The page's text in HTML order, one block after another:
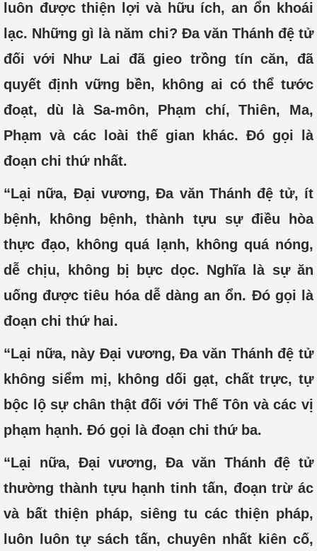
luôn được thiện lợi và hữu ích, an ổn khoái
lạc. Những gì là năm chi? Đa văn Thánh đệ tử
đối với Như Lai đã gieo trồng tín căn, đã
quyết định vững bền, không ai có thể tước
đoạt, dù là Sa-môn, Phạm chí, Thiên, Ma,
Phạm và các loài thế gian khác. Đó gọi là
đoạn chi thứ nhất.
“Lại nữa, Đại vương, Đa văn Thánh đệ tử, ít
bệnh, không bệnh, thành tựu sự điều hòa
thực đạo, không quá lạnh, không quá nóng,
dễ chịu, không bị bực dọc. Nghĩa là sự ăn
uống được tiêu hóa dễ dàng an ổn. Đó gọi là
đoạn chi thứ hai.
“Lại nữa, này Đại vương, Đa văn Thánh đệ tử
không siểm mị, không dối gạt, chất trực, tự
bộc lộ sự chân thật đối với Thế Tôn và các vị
phạm hạnh. Đó gọi là đoạn chi thứ ba.
“Lại nữa, Đại vương, Đa văn Thánh đệ tử
thường thành tựu hạnh tinh tấn, đoạn trừ ác
và bất thiện pháp, siêng tu các thiện pháp,
luôn luôn tự sách tấn, chuyên nhất kiên cố,